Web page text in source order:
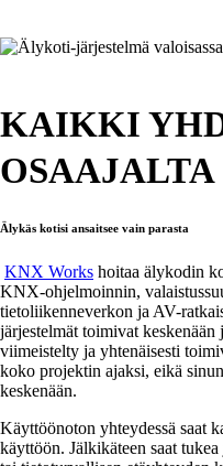
KAIKKI
OSAAJALTA
Älykäs kotisi ansaitsee vain parasta
KNX Works hoitaa älykodin
KNX-ohjelmoinnin,
tietoliikenneverkon ja AV-
järjestelmät toimivat
viimeistelty ja yhtenäisesti
koko projektin ajaksi, eikä
keskenään.
Käyttöönoton yhteydessä saat
käyttöön. Jälkikäteen saat